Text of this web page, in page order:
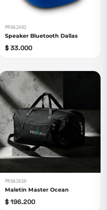
PROA2402
Speaker Bluetooth Dallas
$ 33.000
PROA2650
Maletín Master Ocean
$ 196.200